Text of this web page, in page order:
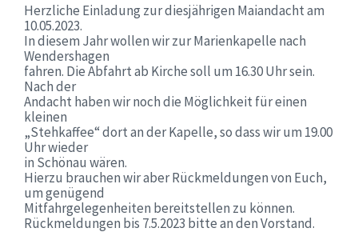
Herzliche Einladung zur diesjährigen Maiandacht am
10.05.2023.
In diesem Jahr wollen wir zur Marienkapelle nach
Wendershagen
fahren. Die Abfahrt ab Kirche soll um 16.30 Uhr sein.
Nach der
Andacht haben wir noch die Möglichkeit für einen
kleinen
„Stehkaffee“ dort an der Kapelle, so dass wir um 19.00
Uhr wieder
in Schönau wären.
Hierzu brauchen wir aber Rückmeldungen von Euch,
um genügend
Mitfahrgelegenheiten bereitstellen zu können.
Rückmeldungen bis 7.5.2023 bitte an den Vorstand.